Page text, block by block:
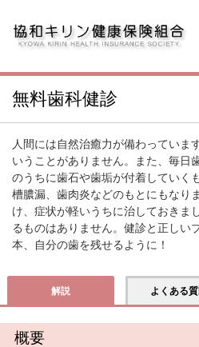
無料歯科健診
人間には自然治癒力が備わっていま
いうことがありません。また、毎日
のうちに歯石や歯垢が付着していく
槽膿漏、歯肉炎などのもとにもなり
け、症状が軽いうちに治しておきま
るものはありません。健診と正しい
本、自分の歯を残せるように！
解説 よくある
概要